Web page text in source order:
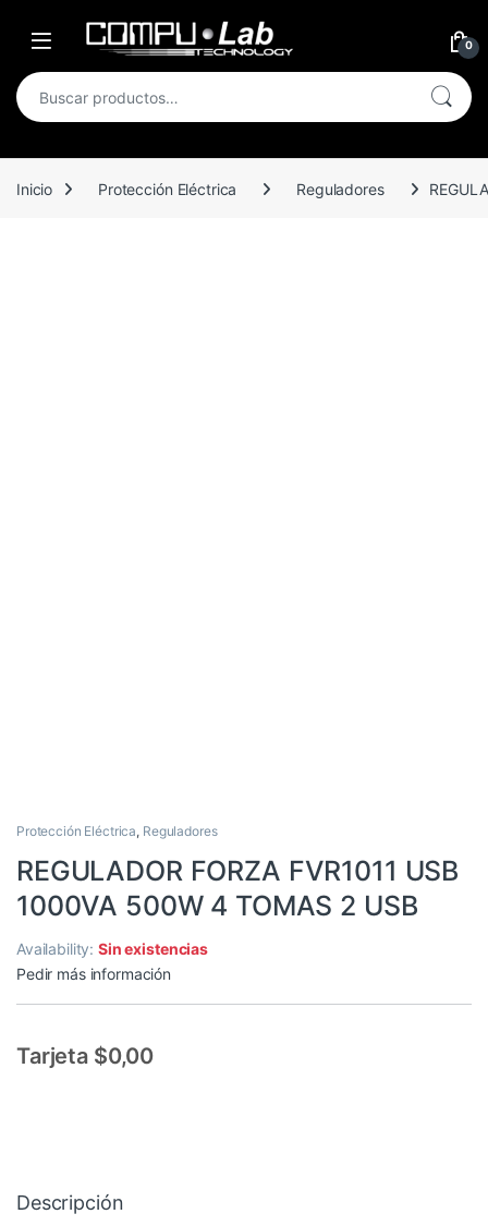
Open 0
Buscar por:
Inicio Protección Eléctrica Reguladores
Protección Eléctrica, Reguladores
REGULADOR FORZA FVR1011 USB
1000VA 500W 4 TOMAS 2 USB
Availability:Sin existencias
Pedir más información
Tarjeta $0,00
Descripción